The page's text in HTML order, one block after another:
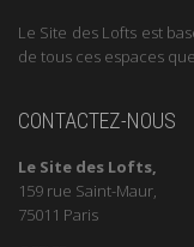
Le Site des Lofts est
de tous ces espaces
CONTACTEZ-NOUS
Le Site des Lofts,
159 rue Saint-Maur,
75011 Paris